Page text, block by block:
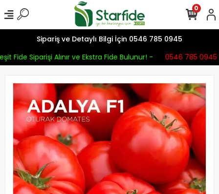
Sipariş ve Detaylı Bilgi İçin 0546 785 0945
Fide Siparişi Alınır ve Ekstra Fide Bulunur! -
0546 785 0945
0